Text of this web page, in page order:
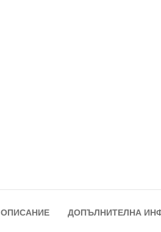
ОПИСАНИЕ ДОПЪЛНИТЕЛНА